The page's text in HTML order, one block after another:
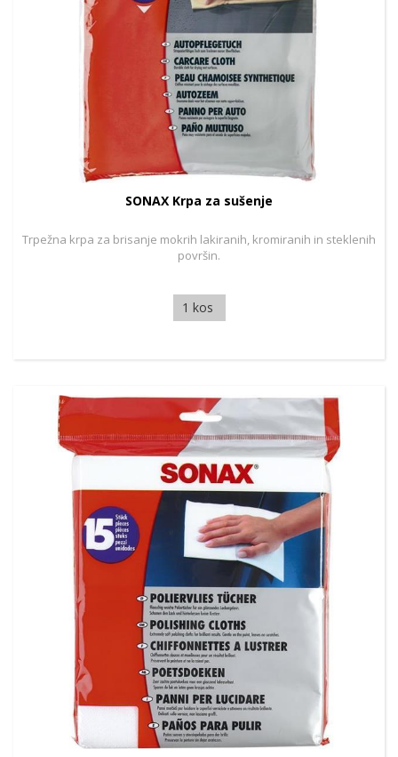
SONAX Krpa za sušenje
Trpežna krpa za brisanje mokrih lakiranih, kromiranih in steklenih
površin.
1 kos